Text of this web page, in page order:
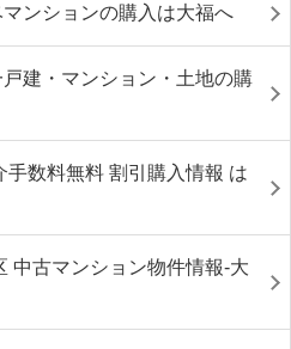
ンションの購入は大福へ
建・マンション・土地の購
数料無料 割引購入情報 は
中古マンション物件情報-大